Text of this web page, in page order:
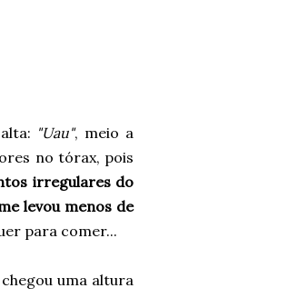
"Uau", meio a
no tórax, pois
irregulares do
levou menos de
para comer...
chegou uma altura